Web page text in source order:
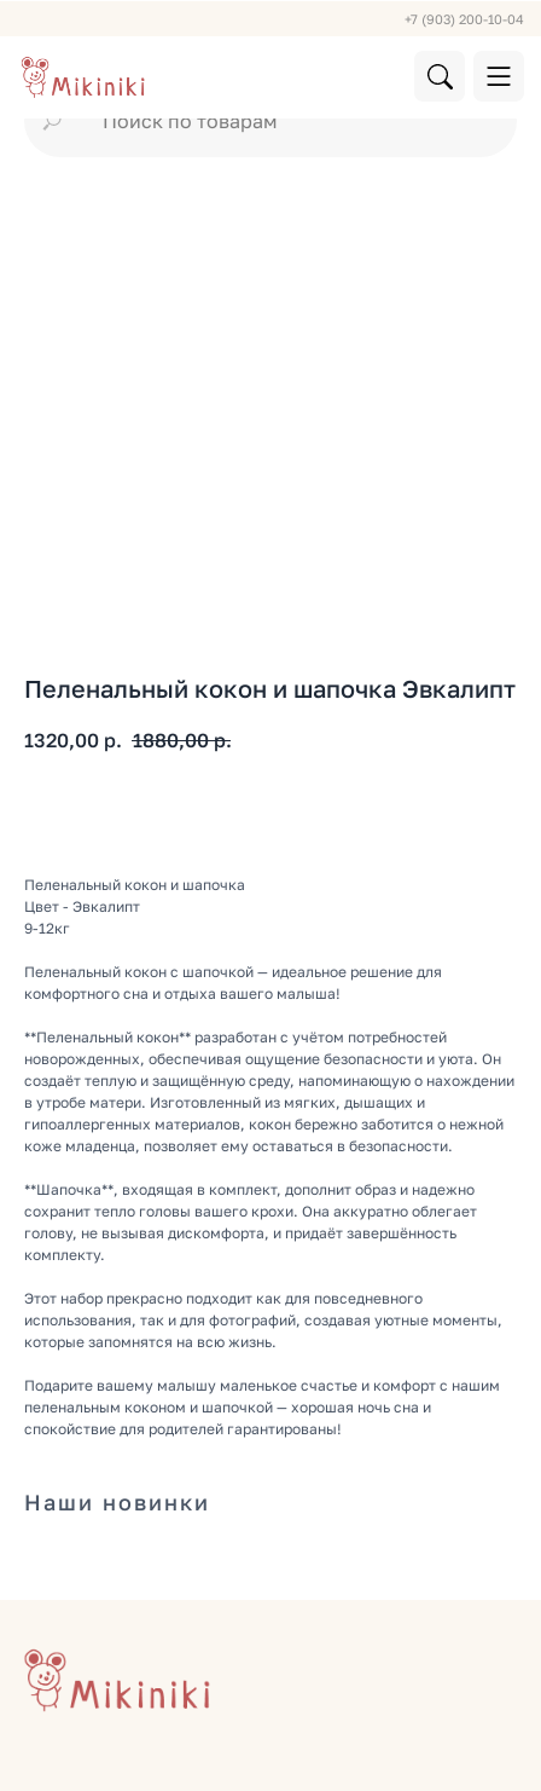
Пеленальный кокон и шапочка Эвкалипт
1320,00 р. 1880,00 р.
Пеленальный кокон и шапочка
Цвет - Эвкалипт
9-12кг
Пеленальный кокон с шапочкой — идеальное решение для
комфортного сна и отдыха вашего малыша!
**Пеленальный кокон** разработан с учётом потребностей
новорожденных, обеспечивая ощущение безопасности и уюта. Он
создаёт теплую и защищённую среду, напоминающую о нахождении
в утробе матери. Изготовленный из мягких, дышащих и
гипоаллергенных материалов, кокон бережно заботится о нежной
коже младенца, позволяет ему оставаться в безопасности.
**Шапочка**, входящая в комплект, дополнит образ и надежно
сохранит тепло головы вашего крохи. Она аккуратно облегает
голову, не вызывая дискомфорта, и придаёт завершённость
комплекту.
Этот набор прекрасно подходит как для повседневного
использования, так и для фотографий, создавая уютные моменты,
которые запомнятся на всю жизнь.
Подарите вашему малышу маленькое счастье и комфорт с нашим
пеленальным коконом и шапочкой — хорошая ночь сна и
спокойствие для родителей гарантированы!
Наши новинки
Летняя
Демисезонная
Готовые подборки
КАТАЛОГ
ДОКУМЕНТЫ